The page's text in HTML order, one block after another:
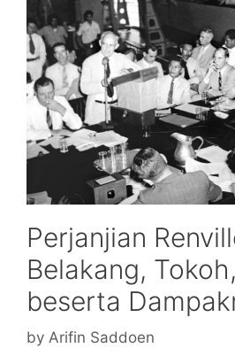
Perjanjian
Belakang,
beserta
by Arifin Saddoen